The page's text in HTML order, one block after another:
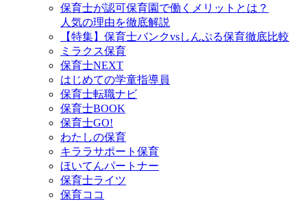
保育士が認可保育園で働くメリットとは？
人気の理由を徹底解説
【特集】保育士バンクvsしんぷる保育徹底比較
ミラクス保育
保育⼠NEXT
はじめての学童指導員
保育士転職ナビ
保育士BOOK
保育士GO!
わたしの保育
キララサポート保育
ほいてんパートナー
保育士ライツ
保育ココ